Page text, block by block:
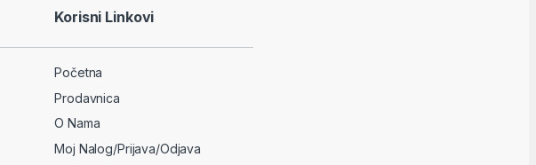
Korisni Linkovi
Početna
Prodavnica
O Nama
Moj Nalog/Prijava/Odjava